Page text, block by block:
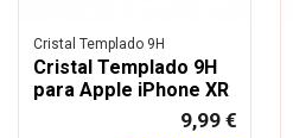
Cristal Templado 9H
Cristal Templado 9H
para Apple iPhone XR
9,99 €